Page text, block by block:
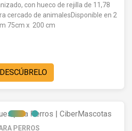
con hueco de rejilla de 11,78
cercado de animalesDisponible en 2
75cm x 200 cm
DESCÚBRELO
PERROS